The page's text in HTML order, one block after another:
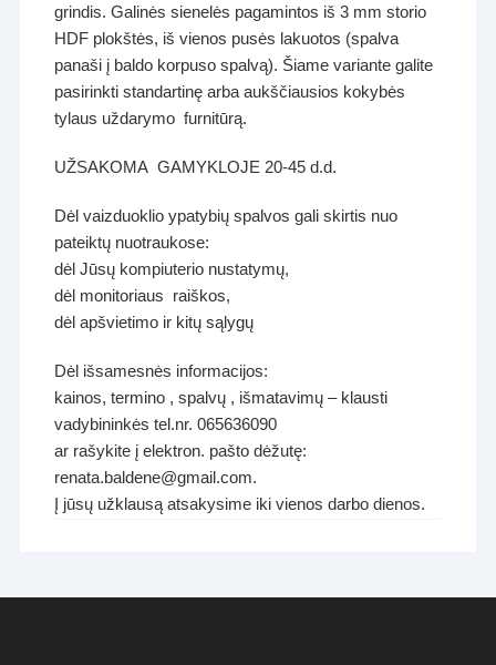
grindis. Galinės sienelės pagamintos iš 3 mm storio
HDF plokštės, iš vienos pusės lakuotos (spalva
panaši į baldo korpuso spalvą). Šiame variante galite
pasirinkti standartinę arba aukščiausios kokybės
tylaus uždarymo furnitūrą.
UŽSAKOMA GAMYKLOJE 20-45 d.d.
Dėl vaizduoklio ypatybių spalvos gali skirtis nuo
pateiktų nuotraukose:
dėl Jūsų kompiuterio nustatymų,
dėl monitoriaus raiškos,
dėl apšvietimo ir kitų sąlygų
Dėl išsamesnės informacijos:
kainos, termino , spalvų , išmatavimų – klausti
vadybininkės tel.nr. 065636090
ar rašykite į elektron. pašto dėžutę:
renata.baldene@gmail.com.
Į jūsų užklausą atsakysime iki vienos darbo dienos.